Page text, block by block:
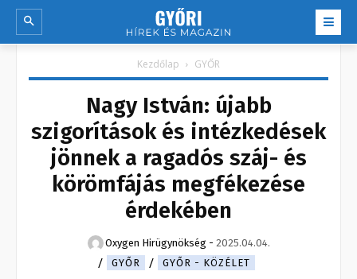
Kezdőlap GYŐR
Nagy István: újabb
szigorítások és intézkedések
jönnek a ragadós száj- és
körömfájás megfékezése
érdekében
Oxygen Hirügynökség - 2025.04.04.
GYŐR
GYŐR - KÖZÉLET